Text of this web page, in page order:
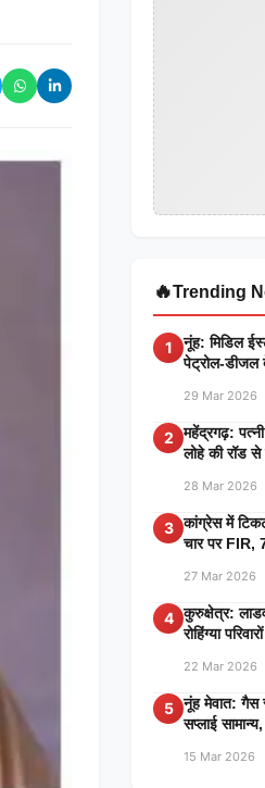
🔥Trending
1
नूंह: मिडिल
पेट्रोल-डीजल
29 Mar 2026
2
महेंद्रगढ़:
लोहे की रॉड से
28 Mar 2026
3 कांग्रेस में
चार पर FIR,
27 Mar 2026
4 कुरुक्षेत्र:
रोहिंग्या
22 Mar 2026
5 नूंह मेवात: गैस
सप्लाई
15 Mar 2026